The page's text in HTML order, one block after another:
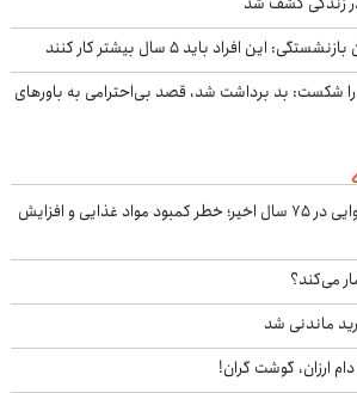
این افراد باید ۵ سال بیشتر کار کنند
شکست: بد برداشت شد، قصد بی‌احترامی به باورهای
قوی‌ترین الگوی آب و هوایی در ۷۵ سال اخیر؛ خطر کمبود مواد غذایی و افزایش
می‌کند؟
ماندنی شد
ارزان، گوشت گران!